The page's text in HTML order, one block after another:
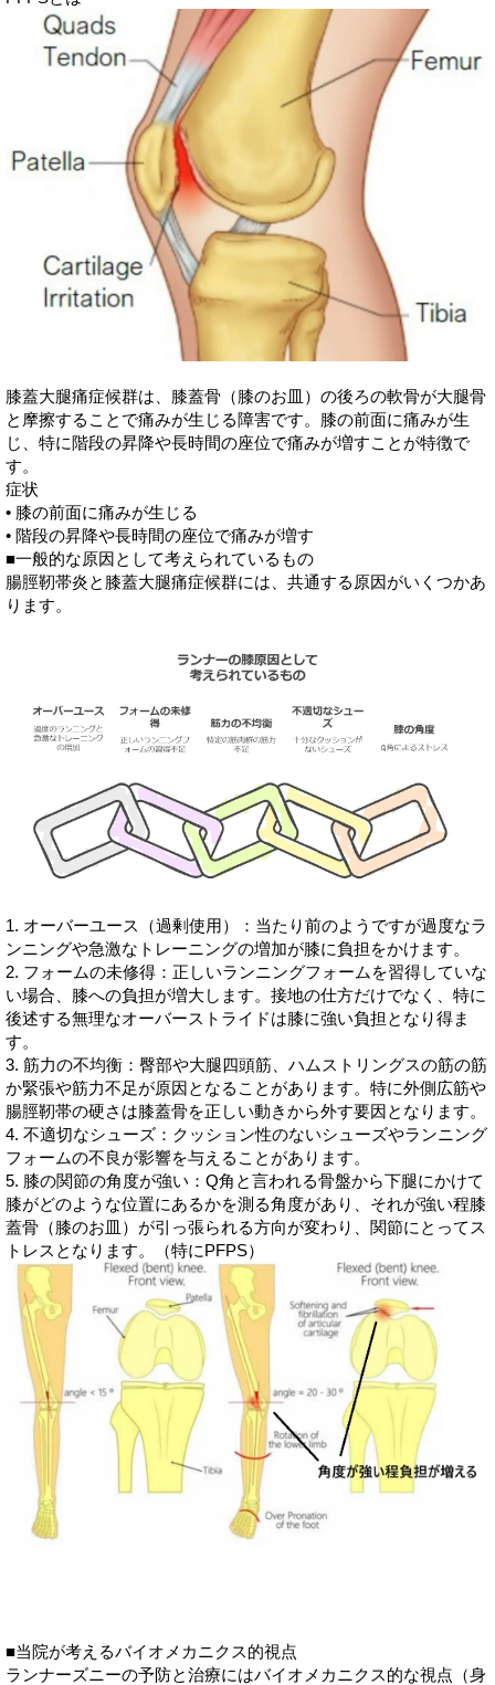
膝蓋大腿痛症候群は、膝蓋骨（膝のお皿）の後ろの軟骨が大腿骨
と摩擦することで痛みが生じる障害です。膝の前面に痛みが生
じ、特に階段の昇降や長時間の座位で痛みが増すことが特徴で
す。
症状
• 膝の前面に痛みが生じる
• 階段の昇降や長時間の座位で痛みが増す
■一般的な原因として考えられているもの
腸脛靭帯炎と膝蓋大腿痛症候群には、共通する原因がいくつかあ
ります。
1. オーバーユース（過剰使用）：当たり前のようですが過度なラ
ンニングや急激なトレーニングの増加が膝に負担をかけます。
2. フォームの未修得：正しいランニングフォームを習得していな
い場合、膝への負担が増大します。接地の仕方だけでなく、特に
後述する無理なオーバーストライドは膝に強い負担となり得ま
す。
3. 筋力の不均衡：臀部や大腿四頭筋、ハムストリングスの筋の筋
か緊張や筋力不足が原因となることがあります。特に外側広筋や
腸脛靭帯の硬さは膝蓋骨を正しい動きから外す要因となります。
4. 不適切なシューズ：クッション性のないシューズやランニング
フォームの不良が影響を与えることがあります。
5. 膝の関節の角度が強い：Q角と言われる骨盤から下腿にかけて
膝がどのような位置にあるかを測る角度があり、それが強い程膝
蓋骨（膝のお皿）が引っ張られる方向が変わり、関節にとってス
トレスとなります。（特にPFPS）
■当院が考えるバイオメカニクス的視点
ランナーズニーの予防と治療にはバイオメカニクス的な視点（身